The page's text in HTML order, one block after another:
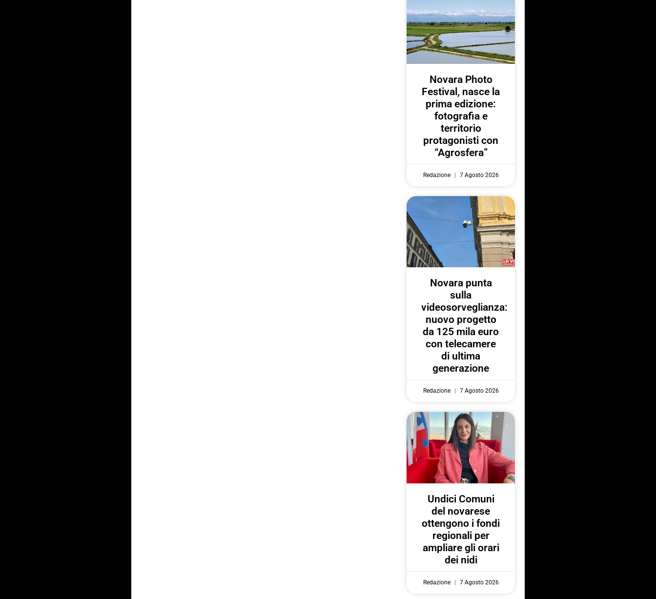
Novara Photo
Festival, nasce la
prima edizione:
fotografia e
territorio
protagonisti con
“Agrosfera”
Redazione 7 Agosto 2026
Novara punta
sulla
videosorveglianza:
nuovo progetto
da 125 mila euro
con telecamere
di ultima
generazione
Redazione 7 Agosto 2026
Undici Comuni
del novarese
ottengono i fondi
regionali per
ampliare gli orari
dei nidi
Redazione 7 Agosto 2026